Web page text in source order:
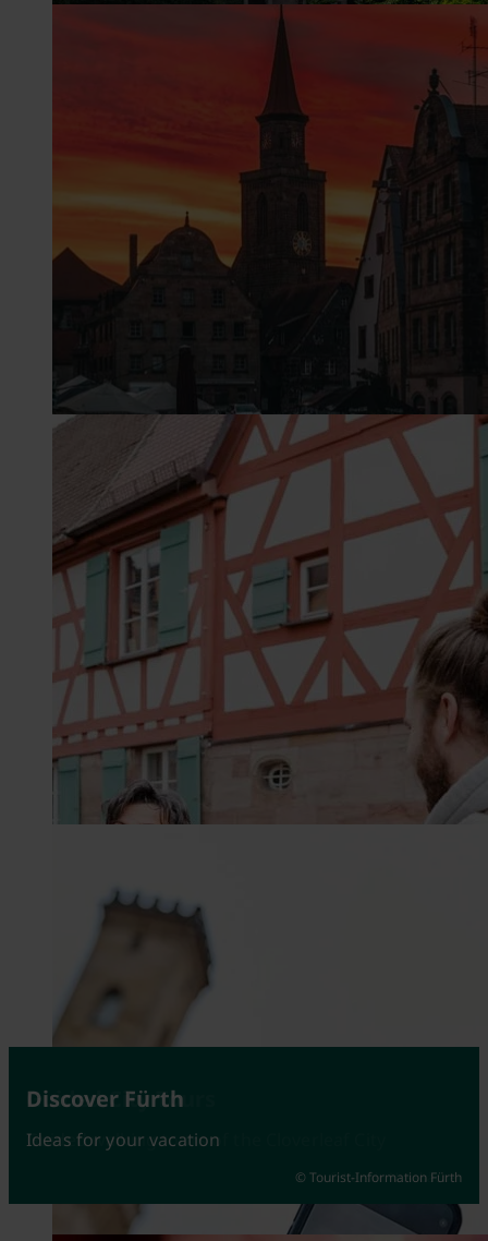
Attractions
Fürth at its best
© Johannes Heuckeroth
Guided City Tours
Guided walking tours of the Cloverleaf City
© Kerstin Nussbächer
Discover Fürth
Ideas for your vacation
© Tourist-Information Fürth